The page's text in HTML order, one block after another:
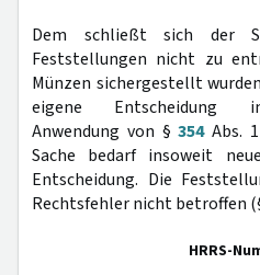
Dem schließt sich der
Feststellungen nicht zu
Münzen sichergestellt
eigene Entscheidung
Anwendung von §354Abs.
Sache bedarf insoweit
Entscheidung. Die
Rechtsfehler nicht betroffen
HRRS-